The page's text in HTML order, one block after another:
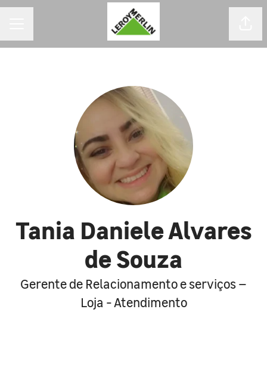
Tania Daniele Alvares
de Souza
Gerente de Relacionamento e serviços –
Loja - Atendimento